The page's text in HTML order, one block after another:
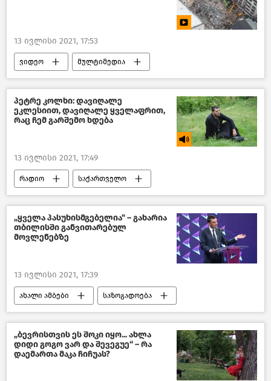
13 ივლისი 2021, 17:53
ვიდეო მულტიმედია
მსოფლიოს ახალი ამბები
პეტრე კოლხი: დავიღალე
ეკლესიით, დავიღალე ყველაფრით,
რაც ჩემ გარშემო ხდება
13 ივლისი 2021, 17:49
რადიო საქართველო
„ყველა პასუხისმგებელია" – გახარია
თბილისში განვითარებულ
მოვლენებზე
13 ივლისი 2021, 17:39
ახალი ამბები საზოგადოება
პოლიტიკა საქართველო
„ბევრისთვის ეს შოკი იყო... ახლა
დიდი გოგო ვარ და შევეგუე“ – რა
დაემართა მაკა ჩიჩუას?